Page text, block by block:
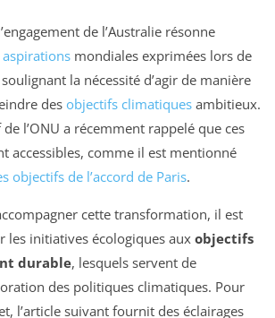
de l’Australie résonne
aspirations mondiales exprimées lors de
soulignant la nécessité d’agir de manière
des objectifs climatiques ambitieux.
l’ONU a récemment rappelé que ces
accessibles, comme il est mentionné
objectifs de l’accord de Paris.
cette transformation, il est
les initiatives écologiques aux objectifs
durable, lesquels servent de
des politiques climatiques. Pour
l’article suivant fournit des éclairages